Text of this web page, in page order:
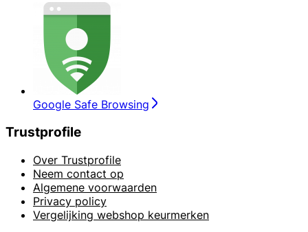
Google Safe Browsing
Trustprofile
Over Trustprofile
Neem contact op
Algemene voorwaarden
Privacy policy
Vergelijking webshop keurmerken